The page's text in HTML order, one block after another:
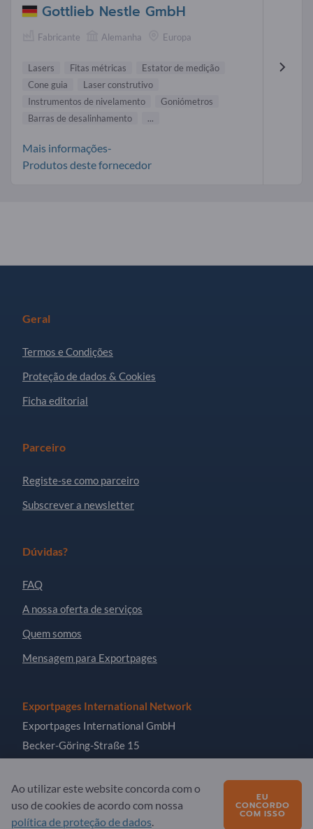
Gottlieb Nestle GmbH
Fabricante Alemanha Europa
Lasers Fitas métricas
Estator de medição
Cone guia
Laser construtivo
Instrumentos de nivelamento
Goniómetros
Barras de desalinhamento
...
Mais informações-
Produtos deste fornecedor
Geral
Termos e Condições
Proteção de dados & Cookies
Ficha editorial
Parceiro
Registe-se como parceiro
Subscrever a newsletter
Dúvidas?
FAQ
A nossa oferta de serviços
Quem somos
Mensagem para Exportpages
Exportpages International Network
Exportpages International GmbH
Becker-Göring-Straße 15
Germany
Ao utilizar este website concorda com o
uso de cookies de acordo com nossa
política de proteção de dados.
EU
CONCORDO
COM ISSO